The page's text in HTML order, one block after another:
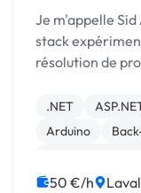
Je m'appelle
stack
résolution de
dernières
.NET
Arduino
50 €/h Laval